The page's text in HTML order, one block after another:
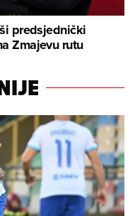
predsjednički
Zmajevu rutu